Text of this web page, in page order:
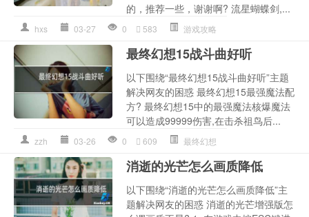
的，推荐一些，谢谢啊? 流星蝴蝶剑,...
hxs 03-27 0 583 游戏攻略
最终幻想15战斗曲好听
以下围绕“最终幻想15战斗曲好听”主题
解决网友的困惑 最终幻想15最强魔法配
方? 最终幻想15中的最强魔法核爆魔法
可以造成99999伤害,在击杀祖鸟后...
zzh 03-26 0 609 最终幻想
消逝的光芒怎么画质降低
以下围绕“消逝的光芒怎么画质降低”主
题解决网友的困惑 消逝的光芒增强版怎